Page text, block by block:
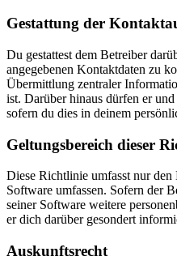
Gestattung der
Du gestattest dem Betreiber
angegebenen Kontaktdaten zu
Übermittlung zentraler
ist. Darüber hinaus dürfen er
sofern du dies in deinem
Geltungsbereich dieser
Diese Richtlinie umfasst nur
Software umfassen. Sofern der
seiner Software weitere
er dich darüber gesondert
Auskunftsrecht